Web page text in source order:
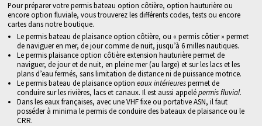
Pour préparer votrepermis bateau option côtière, option hauturière ou
encore option fluviale, vous trouverez les différents codes, tests ou encore
cartes dans notre boutique.
Le permis bateau de plaisance option côtière, ou « permis côtier » permet
de naviguer en mer, de jour comme de nuit, jusqu’à 6 milles nautiques.
Le permis plaisance option côtière extension hauturière permet de
naviguer, de jour et de nuit, en pleine mer (au large) et sur les lacs et les
plans d’eau fermés, sans limitation de distance ni de puissance motrice.
Le permis bateau de plaisance optioneaux intérieurespermet de
conduire sur les rivières, lacs et canaux. Il est aussi appelépermis fluvial.
Dans les eaux françaises, avec une VHF fixe ou portative ASN, il faut
posséder à minima le permis de conduire des bateaux de plaisance ou le
CRR.